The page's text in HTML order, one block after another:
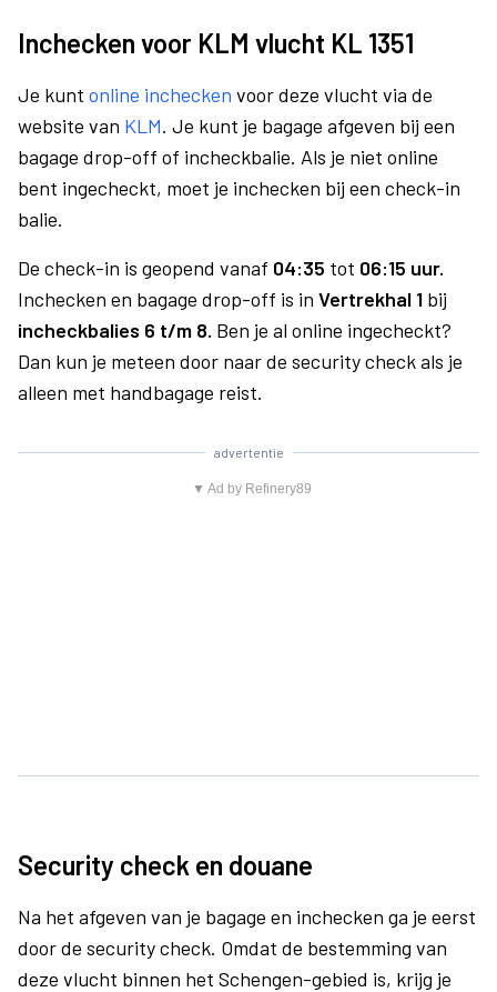
Inchecken voor KLM vlucht KL 1351
Je kunt online inchecken voor deze vlucht via de
website van KLM. Je kunt je bagage afgeven bij een
bagage drop-off of incheckbalie. Als je niet online
bent ingecheckt, moet je inchecken bij een check-in
balie.
De check-in is geopend vanaf 04:35 tot 06:15 uur.
Inchecken en bagage drop-off is in Vertrekhal 1 bij
incheckbalies 6 t/m 8. Ben je al online ingecheckt?
Dan kun je meteen door naar de security check als je
alleen met handbagage reist.
advertentie
▼ Ad by Refinery89
Security check en douane
Na het afgeven van je bagage en inchecken ga je eerst
door de security check. Omdat de bestemming van
deze vlucht binnen het Schengen-gebied is, krijg je